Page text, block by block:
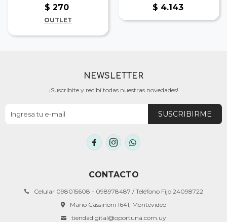
$ 270
OUTLET
$ 4.143
CONTACTO
Celular 098015608 - 098978487 / Teléfono Fijo 24098722
Mario Cassinoni 1641, Montevideo
tiendadigital@oportuna.com.uy
NEWSLETTER
¡Suscribite y recibí todas nuestras novedades!
SUSCRIBIRME
  